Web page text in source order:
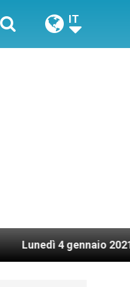
IT
2021: Possesso